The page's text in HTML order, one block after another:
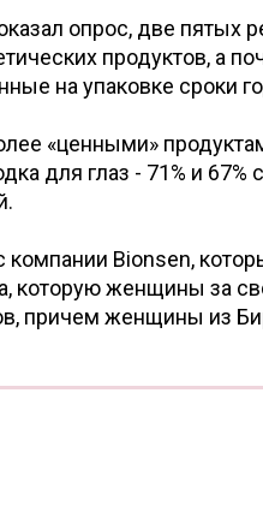
опрос, две пятых
продуктов, а
на упаковке сроки
«ценными»
для глаз - 71% и 67%
компании Bionsen,
которую женщины за
причем женщины из